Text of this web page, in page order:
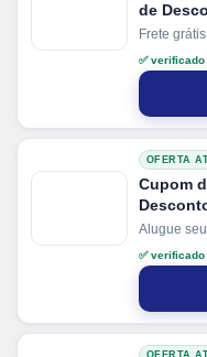
de
Frete
suas
+ 5% de
10% de
✅
OFERTA
Cupom
Alugue
✅